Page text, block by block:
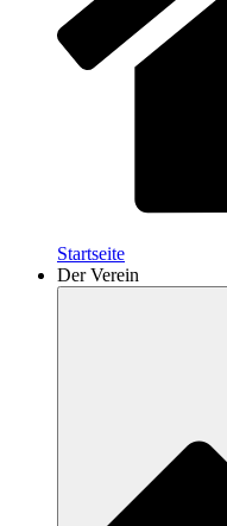
Startseite
Der Verein